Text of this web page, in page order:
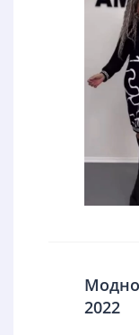
2022